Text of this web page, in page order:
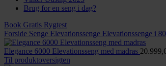
Brug for en seng i dag?
Book Gratis Rygtest
Forside Senge Elevationssenge Elevationssenge i
Elegance 6000 Elevationsseng med madras
Til produktoversigten